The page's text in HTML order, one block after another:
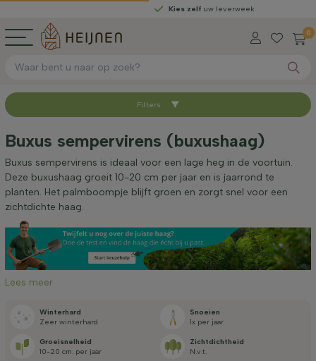
Kies zelfuw leverweek
0
Sorteer op
Worteltype
Hoogte bij levering (cm)
Breedte bij levering (cm)
Standplaats
Filters
Buxus sempervirens (buxushaag)
Buxus sempervirens is ideaal voor een lage heg in de voortuin.
Deze buxushaag groeit 10-20 cm per jaar en is jaarrond te
planten. Het palmboompje blijft groen en zorgt snel voor een
zichtdichte haag.
Lees meer
Winterhard
zeer winterhard
Snoeien
1x per jaar
Groei­snelheid
10-20 cm. per jaar
Zicht­dichtheid
n.v.t.